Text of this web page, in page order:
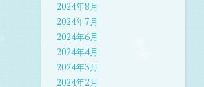
2024年8月
2024年7月
2024年6月
2024年4月
2024年3月
2024年2月